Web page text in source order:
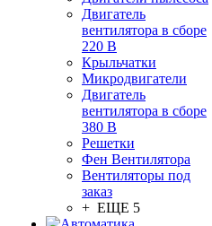
Двигатель
вентилятора в сборе
220 В
Крыльчатки
Микродвигатели
Двигатель
вентилятора в сборе
380 В
Решетки
Фен Вентилятора
Вентиляторы под
заказ
+ ЕЩЕ 5